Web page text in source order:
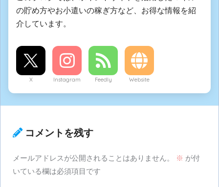
の貯め方やお小遣いの稼ぎ方など、お得な情報を紹
介しています。
X Instagram Feedly Website
コメントを残す
メールアドレスが公開されることはありません。 ※ が付
いている欄は必須項目です